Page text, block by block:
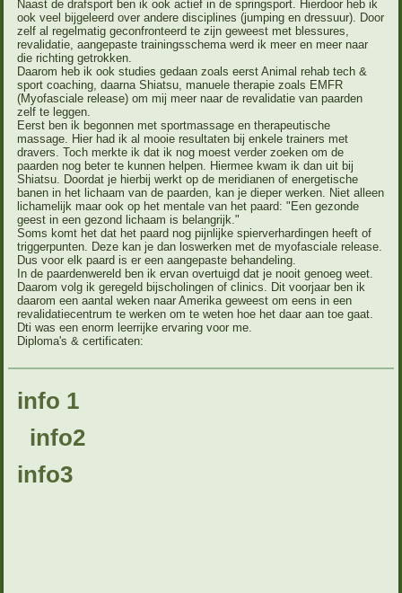
Naast de drafsport ben ik ook actief in de springsport. Hierdoor heb ik
ook veel bijgeleerd over andere disciplines (jumping en dressuur). Door
zelf al regelmatig geconfronteerd te zijn geweest met blessures,
revalidatie, aangepaste trainingsschema werd ik meer en meer naar
die richting getrokken.
Daarom heb ik ook studies gedaan zoals eerst Animal rehab tech &
sport coaching, daarna Shiatsu, manuele therapie zoals EMFR
(Myofasciale release) om mij meer naar de revalidatie van paarden
zelf te leggen.
Eerst ben ik begonnen met sportmassage en therapeutische
massage. Hier had ik al mooie resultaten bij enkele trainers met
dravers. Toch merkte ik dat ik nog moest verder zoeken om de
paarden nog beter te kunnen helpen. Hiermee kwam ik dan uit bij
Shiatsu. Doordat je hierbij werkt op de meridianen of energetische
banen in het lichaam van de paarden, kan je dieper werken. Niet alleen
lichamelijk maar ook op het mentale van het paard: "Een gezonde
geest in een gezond lichaam is belangrijk."
Soms komt het dat het paard nog pijnlijke spierverhardingen heeft of
triggerpunten. Deze kan je dan loswerken met de myofasciale release.
Dus voor elk paard is er een aangepaste behandeling.
In de paardenwereld ben ik ervan overtuigd dat je nooit genoeg weet.
Daarom volg ik geregeld bijscholingen of clinics. Dit voorjaar ben ik
daarom een aantal weken naar Amerika geweest om eens in een
revalidatiecentrum te werken om te weten hoe het daar aan toe gaat.
Dti was een enorm leerrijke ervaring voor me.
Diploma's & certificaten:
info 1
info2
info3